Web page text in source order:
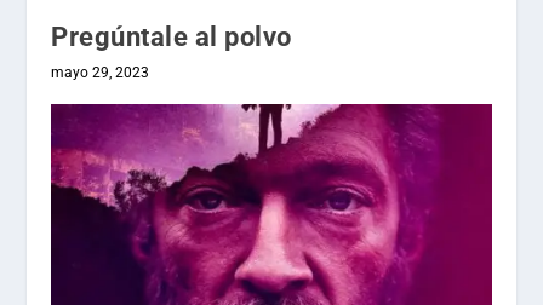
Pregúntale al polvo
mayo 29, 2023